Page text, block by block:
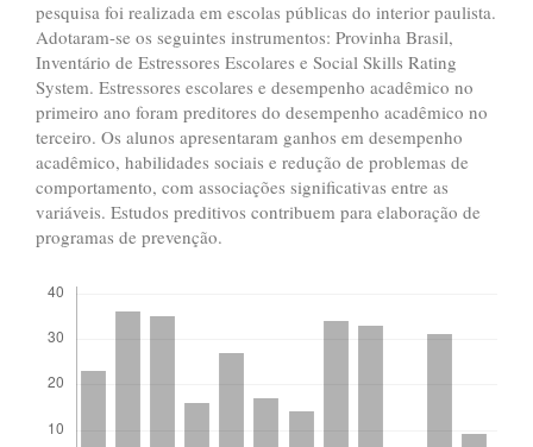
pesquisa foi realizada em escolas públicas do interior paulista.
Adotaram-se os seguintes instrumentos: Provinha Brasil,
Inventário de Estressores Escolares e Social Skills Rating
System. Estressores escolares e desempenho acadêmico no
primeiro ano foram preditores do desempenho acadêmico no
terceiro. Os alunos apresentaram ganhos em desempenho
acadêmico, habilidades sociais e redução de problemas de
comportamento, com associações significativas entre as
variáveis. Estudos preditivos contribuem para elaboração de
programas de prevenção.